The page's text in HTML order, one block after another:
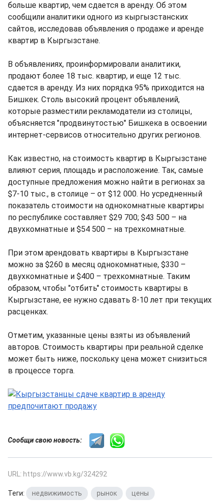
больше квартир, чем сдается в аренду. Об этом
сообщили аналитики одного из кыргызстанских
сайтов, исследовав объявления о продаже и аренде
квартир в Кыргызстане.
В объявлениях, проинформировали аналитики,
продают более 18 тыс. квартир, и еще 12 тыс.
сдается в аренду. Из них порядка 95% приходится на
Бишкек. Столь высокий процент объявлений,
которые разместили рекламодатели из столицы,
объясняется "продвинутостью" Бишкека в освоении
интернет-сервисов относительно других регионов.
Как известно, на стоимость квартир в Кыргызстане
влияют серия, площадь и расположение. Так, самые
доступные предложения можно найти в регионах за
$7-10 тыс., в столице – от $12 000. Но усредненный
показатель стоимости на однокомнатные квартиры
по республике составляет $29 700; $43 500 – на
двухкомнатные и $54 500 – на трехкомнатные.
При этом арендовать квартиры в Кыргызстане
можно за $260 в месяц однокомнатные, $330 –
двухкомнатные и $400 – трехкомнатные. Таким
образом, чтобы "отбить" стоимость квартиры в
Кыргызстане, ее нужно сдавать 8-10 лет при текущих
расценках.
Отметим, указанные цены взяты из объявлений
авторов. Стоимость квартиры при реальной сделке
может быть ниже, поскольку цена может снизиться
в процессе торга.
Сообщи свою новость:
URL: https://www.vb.kg/324292
Теги: недвижимость рынок цены